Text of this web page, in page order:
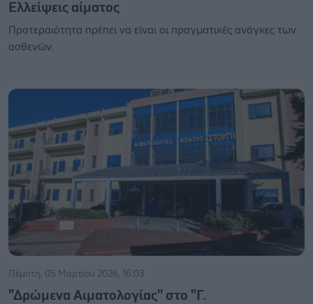
Ελλείψεις αίματος
Προτεραιότητα πρέπει να είναι οι πραγματικές ανάγκες των
ασθενών.
Πέμπτη, 05 Μαρτίου 2026, 16:03
"Δρώμενα Αιματολογίας" στο "Γ.